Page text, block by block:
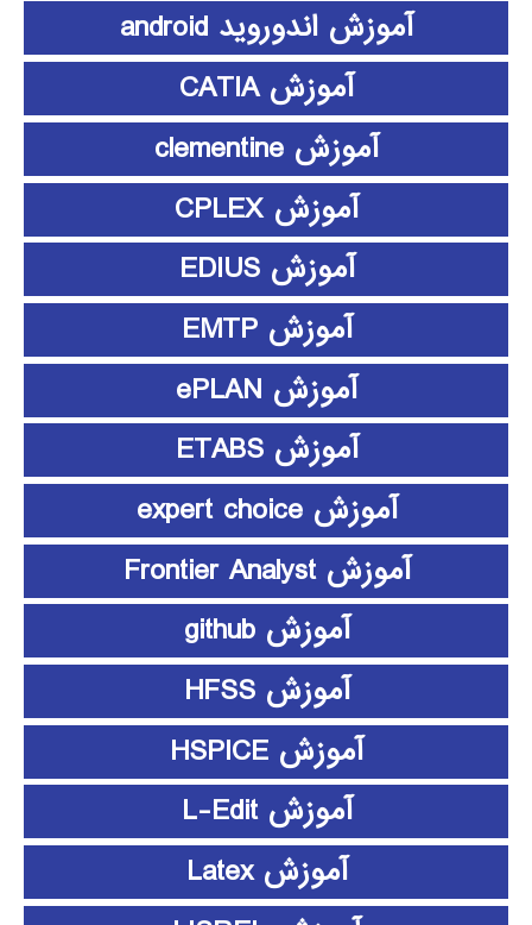
آموزش اندوروید android
آموزش CATIA
آموزش clementine
آموزش CPLEX
آموزش EDIUS
آموزش EMTP
آموزش ePLAN
آموزش ETABS
آموزش expert choice
آموزش Frontier Analyst
آموزش github
آموزش HFSS
آموزش HSPICE
آموزش L-Edit
آموزش Latex